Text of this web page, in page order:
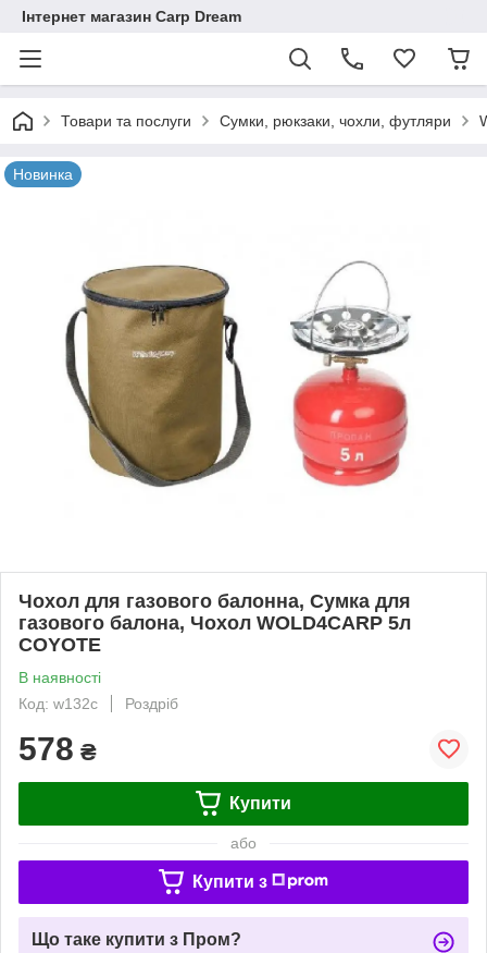
Інтернет магазин Carp Dream
Товари та послуги Сумки, рюкзаки, чохли, футляри
Новинка
Чохол для газового балонна, Сумка для
газового балона, Чохол WOLD4CARP 5л
COYOTE
В наявності
Код: w132c
Роздріб
578 ₴
Купити
або
Купити з
Що таке купити з Пром?